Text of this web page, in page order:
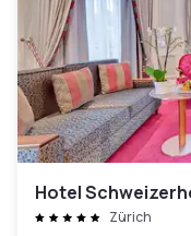
Hotel
Zürich